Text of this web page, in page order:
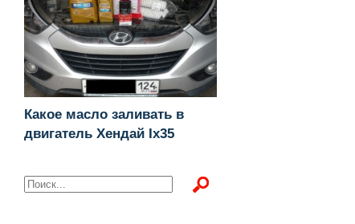
Какое масло заливать в
двигатель Хендай Ix35